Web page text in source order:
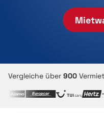
Vergleiche über 900